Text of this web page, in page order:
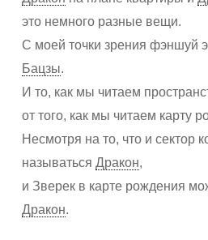
это немного разные вещи.
С моей точки зрения фэншуй
Бацзы.
И то, как мы читаем
от того, как мы читаем карту
Несмотря на то, что и сектор
называться Дракон,
и Зверек в карте рождения
Дракон.